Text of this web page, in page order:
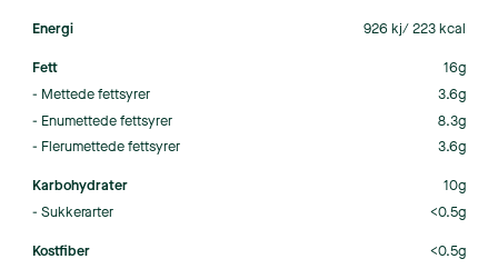
Energi 926 kj/ 223 kcal
Fett
16g
- Mettede fettsyrer
3.6g
- Enumettede fettsyrer
8.3g
- Flerumettede fettsyrer
3.6g
Karbohydrater
10g
- Sukkerarter
<0.5g
Kostfiber <0.5g